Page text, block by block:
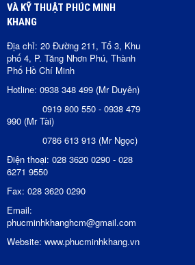
VÀ KỸ THUẬT PHÚC MINH
KHANG
Địa chỉ: 20 Đường 211, Tổ 3, Khu
phố 4, P. Tăng Nhơn Phú, Thành
Phố Hồ Chí Minh
Hotline: 0938 348 499 (Mr Duyên)
0919 800 550 - 0938 479
990 (Mr Tài)
0786 613 913 (Mr Ngọc)
Điện thoại: 028 3620 0290 - 028
6271 9550
Fax: 028 3620 0290
Email:
phucminhkhanghcm@gmail.com
Website: www.phucminhkhang.vn